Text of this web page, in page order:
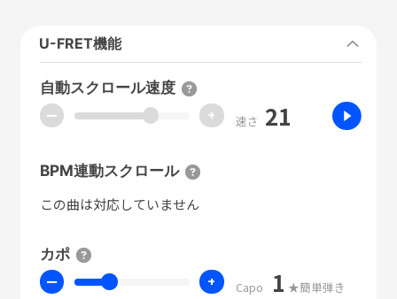
U-FRET機能
自動スクロール速度
ー + 速さ 21
BPM連動スクロール
この曲は対応していません
カポ
ー + Capo 1 ★簡単弾き